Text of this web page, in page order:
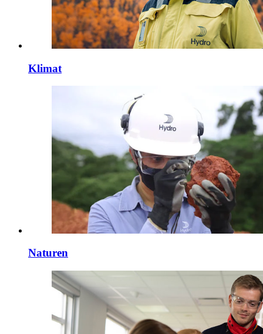
Klimat
Naturen